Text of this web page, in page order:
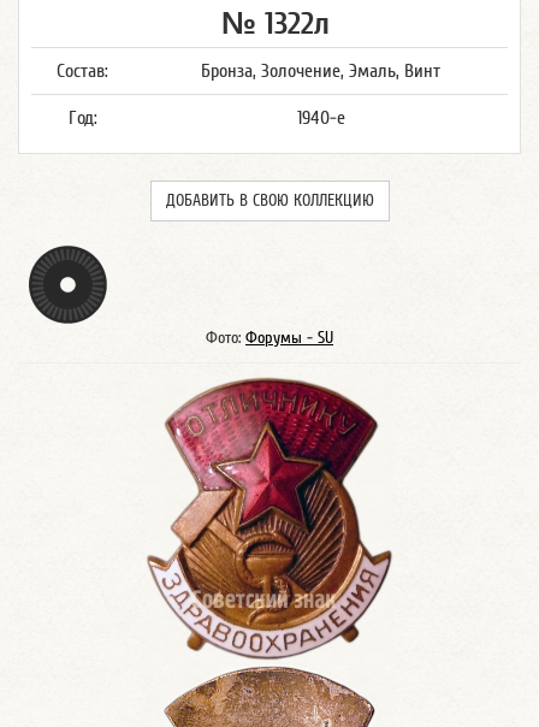
№ 1322л
Состав: Бронза, Золочение, Эмаль, Винт
Год: 1940-е
ДОБАВИТЬ В СВОЮ КОЛЛЕКЦИЮ
Фото: Форумы - SU